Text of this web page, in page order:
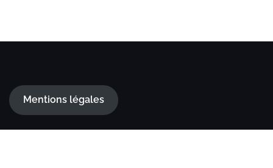
Mentions légales